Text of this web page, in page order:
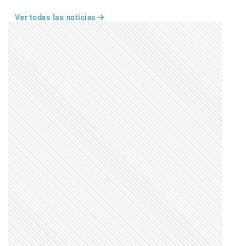
Ver todas las noticias